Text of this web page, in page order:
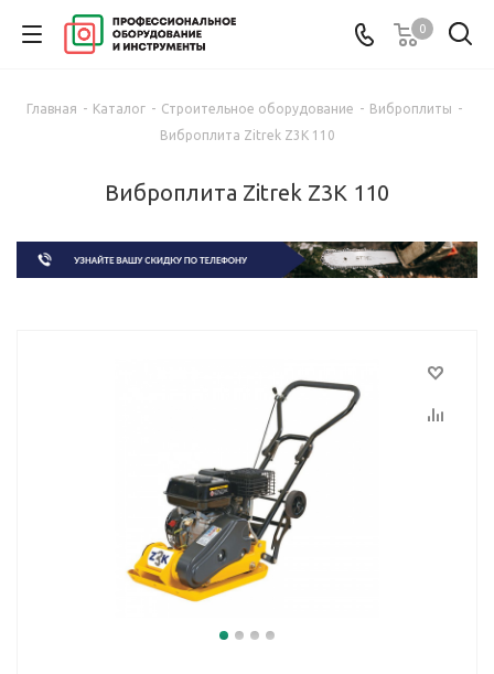
0
Главная - Каталог - Строительное оборудование - Виброплиты -
Виброплита Zitrek Z3K 110
Виброплита Zitrek Z3K 110